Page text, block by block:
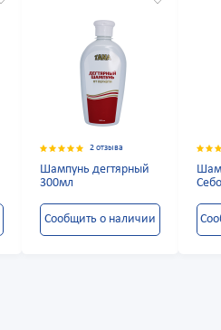
2 отзыва
Шампунь дегтярный
300мл
Сообщить о наличии